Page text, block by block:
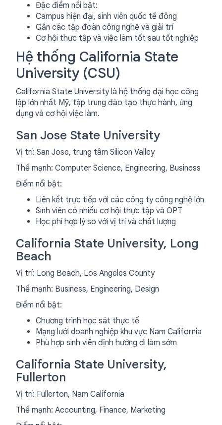
Đặc điểm nổi bật:
Campus hiện đại, sinh viên quốc tế đông
Gần các tập đoàn công nghệ và giải trí
Cơ hội thực tập và việc làm tốt sau tốt nghiệp
Hệ thống California State
University (CSU)
California State University là hệ thống đại học công
lập lớn nhất Mỹ, tập trung đào tạo thực hành, ứng
dụng và cơ hội việc làm.
San Jose State University
Vị trí: San Jose, trung tâm Silicon Valley
Thế mạnh: Computer Science, Engineering, Business
Điểm nổi bật:
Liên kết trực tiếp với các công ty công nghệ lớn
Sinh viên có nhiều cơ hội thực tập và OPT
Học phí hợp lý so với vị trí và chất lượng
California State University, Long
Beach
Vị trí: Long Beach, Los Angeles County
Thế mạnh: Business, Engineering, Design
Điểm nổi bật:
Chương trình học sát thực tế
Mạng lưới doanh nghiệp khu vực Nam California
Phù hợp sinh viên định hướng đi làm sớm
California State University,
Fullerton
Vị trí: Fullerton, Nam California
Thế mạnh: Accounting, Finance, Marketing